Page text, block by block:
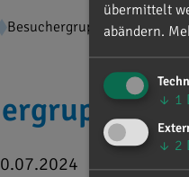
Besuchergruppe aus dem
aus
übermittelt
abändern.
↓ 1
↓ 2